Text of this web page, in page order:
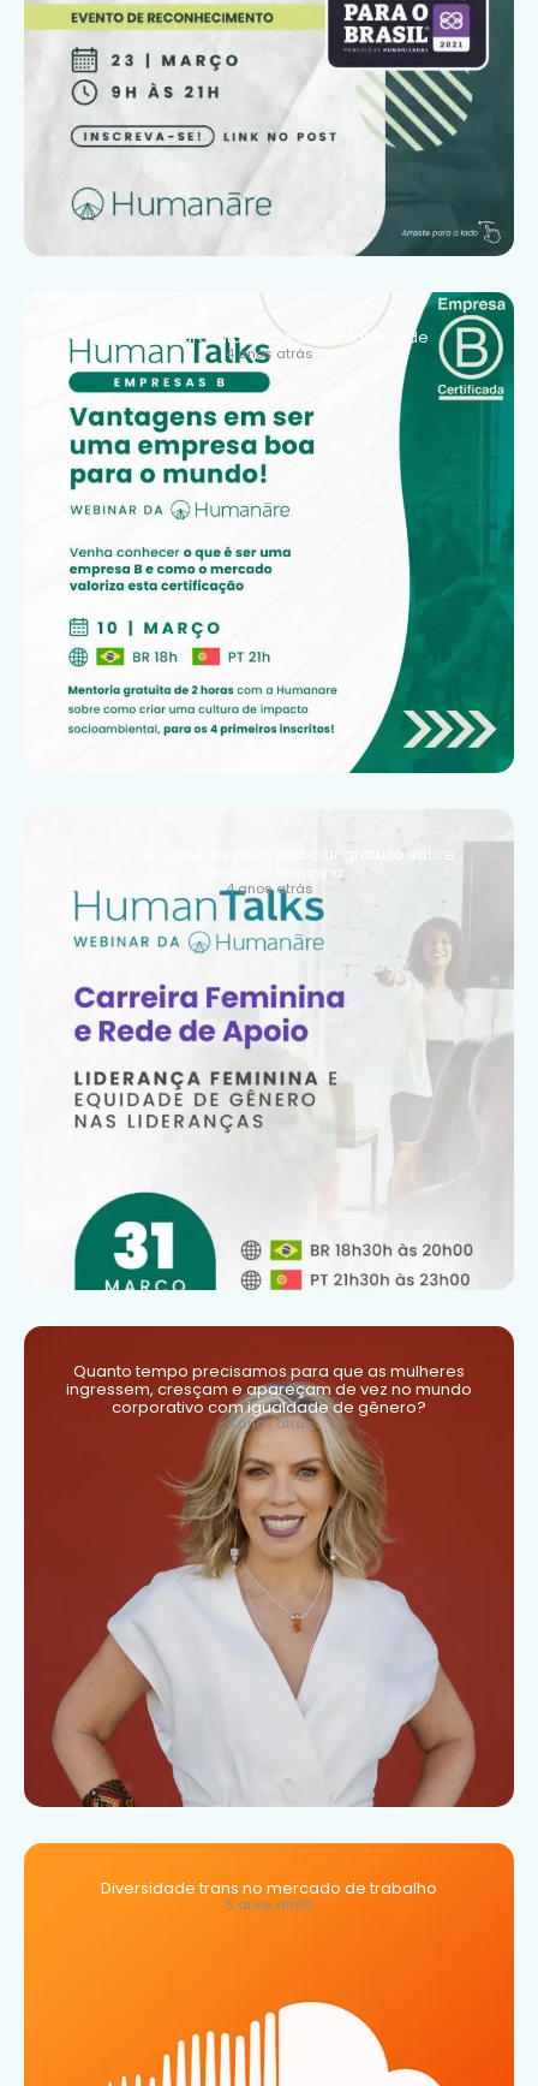
Webinar gratuito sobre sustentabilidade
4 anos atrás
Inscrições abertas para webinar gratuito sobre
liderança feminina
4 anos atrás
Quanto tempo precisamos para que as mulheres
ingressem, cresçam e apareçam de vez no mundo
corporativo com igualdade de gênero?
4 anos atrás
Diversidade trans no mercado de trabalho
5 anos atrás